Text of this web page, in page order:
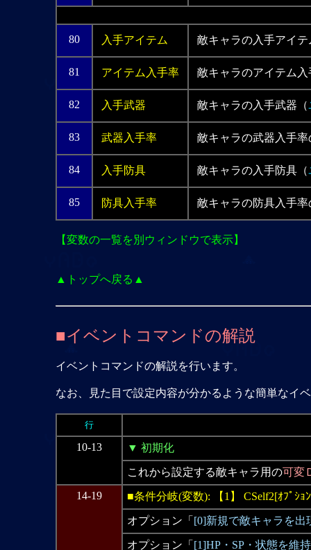
80 入手アイテム 敵キャラの入手アイテ
81 アイテム入手率 敵キャラのアイテム
82 入手武器 敵キャラの入手武器（
83 武器入手率 敵キャラの武器入手
84 入手防具 敵キャラの入手防具（
85 防具入手率 敵キャラの防具入手
【変数の一覧を別ウィンドウで表示】
▲トップへ戻る▲
■イベントコマンドの解説
イベントコマンドの解説を行います。
なお、見た目で設定内容が分かるような簡単なイ
行
10-13 ▼ 初期化
これから設定する敵キャラ用の可変
14-19
■条件分岐(変数): 【1】 CSelf2[ｵﾌﾟｼｮ
オプション「 [0]新規で敵キャラを出
オプション「 [1]HP・SP・状態を維